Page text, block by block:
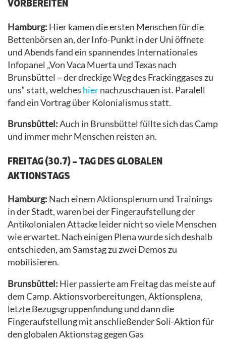
VORBEREITEN
Hamburg: Hier kamen die ersten Menschen für die
Bettenbörsen an, der Info-Punkt in der Uni öffnete
und Abends fand ein spannendes Internationales
Infopanel „Von Vaca Muerta und Texas nach
Brunsbüttel – der dreckige Weg des Frackinggases zu
uns“ statt, welches hiernachzuschauen ist. Paralell
fand ein Vortrag über Kolonialismus statt.
Brunsbüttel:Auch in Brunsbüttel füllte sich das Camp
und immer mehr Menschen reisten an.
FREITAG (30.7) – TAG DES GLOBALEN
AKTIONSTAGS
Hamburg: Nach einem Aktionsplenum und Trainings
in der Stadt, waren bei der Fingeraufstellung der
Antikolonialen Attacke leider nicht so viele Menschen
wie erwartet. Nach einigen Plena wurde sich deshalb
entschieden, am Samstag zu zwei Demos zu
mobilisieren.
Brunsbüttel: Hier passierte am Freitag das meiste auf
dem Camp. Aktionsvorbereitungen, Aktionsplena,
letzte Bezugsgruppenfindung und dann die
Fingeraufstellung mit anschließender Soli-Aktion für
den globalen Aktionstag gegen Gas